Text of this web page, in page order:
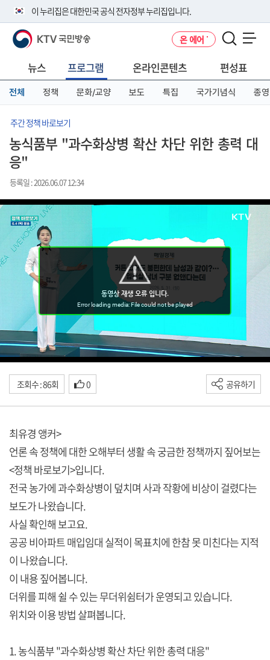
이 누리집은 대한민국 공식 전자정부 누리집입니다.
공식 누리집 주소 확인하기
니다.
이밖에 or.kr 또는 .kr등 다른 도메인 주소를 사용하고 있다면 아래 URL에
서 도메인 주소를 확인해 보세요
KTV 국민방송 온 에어
뉴스 프로그램 온라인콘텐츠 편성표
전체 정책 문화/교양 보도 특집 국가기념식 종영
주간 정책 바로보기
농식품부 "과수화상병 확산 차단 위한 총력 대
응"
등록일 : 2026.06.07 12:34
조회수 : 86회 0 공유하기
최유경 앵커>
언론 속 정책에 대한 오해부터 생활 속 궁금한 정책까지 짚어보는
<정책 바로보기>입니다.
전국 농가에 과수화상병이 덮치며 사과 작황에 비상이 걸렸다는
보도가 나왔습니다.
사실 확인해 보고요.
공공 비아파트 매입임대 실적이 목표치에 한참 못 미친다는 지적
이 나왔습니다.
이 내용 짚어봅니다.
더위를 피해 쉴 수 있는 무더위쉼터가 운영되고 있습니다.
위치와 이용 방법 살펴봅니다.
1. 농식품부 "과수화상병 확산 차단 위한 총력 대응"